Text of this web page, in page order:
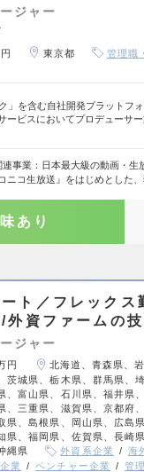
ジャー
東京都 管理職
」を含む自社開発プラットフ
ービスにおいてプロデューサ
連事業：日本最大級の動画・生
ニコ生放送』をはじめとした
あり
ト／フレックス
/外資ファームの
ジャー
円
北海道、青森県、
茨城県、栃木県、群馬県、
、富山県、石川県、福井県
、三重県、滋賀県、京都府
県、島根県、岡山県、広島
県、福岡県、佐賀県、長崎
縄県
外資系企業
海
業 ベンチャー企業 管